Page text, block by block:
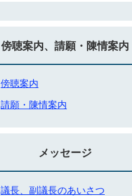
傍聴案内、請願・陳情案内
傍聴案内
請願・陳情案内
メッセージ
議長、副議長のあいさつ